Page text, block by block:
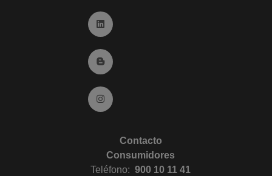
Ir a Linkedin (abre en ventana nueva)
Ir al Blog (abre en ventana nueva)
Ir a Instagram (abre en ventana nueva)
Contacto
Consumidores
Teléfono: 900 10 11 41